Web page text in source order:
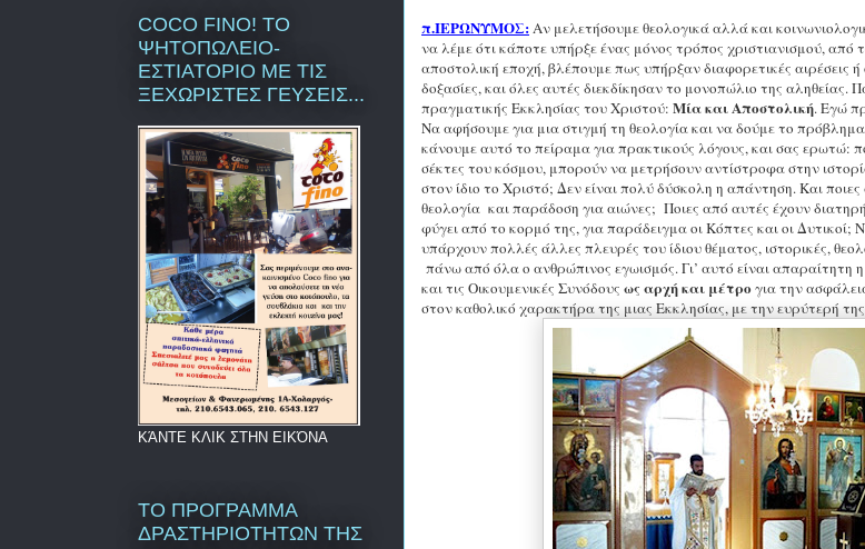
π.ΙEΡΩΝΥΜΟΣ:Αν μελετήσουμε θεολογικά αλλά και
να λέμε ότι κάποτε υπήρξε ένας μόνος τρόπος χριστιανισμού,
αποστολική εποχή, βλέπουμε πως υπήρξαν διαφορετικές αιρέσεις
δοξασίες, και όλες αυτές διεκδίκησαν το μονοπώλιο της
πραγματικής Εκκλησίας του Χριστού: Μία και Αποστολική. Εγώ
Να αφήσουμε για μια στιγμή τη θεολογία και να δούμε το
κάνουμε αυτό το πείραμα για πρακτικούς λόγους, και σας ερωτώ:
σέκτες του κόσμου, μπορούν να μετρήσουν αντίστροφα στην
στον ίδιο το Χριστό; Δεν είναι πολύ δύσκολη η απάντηση. Και
θεολογία και παράδοση για αιώνες; Ποιες από αυτές έχουν
φύγει από το κορμό της, για παράδειγμα οι Κόπτες και οι
υπάρχουν πολλές άλλες πλευρές του ίδιου θέματος, ιστορικές,
πάνω από όλα ο ανθρώπινος εγωισμός. Γι’ αυτό είναι απαραίτητη
και τις Οικουμενικές Συνόδους ως αρχή και μέτρο για την
στον καθολικό χαρακτήρα της μιας Εκκλησίας, με την ευρύτερή
COCO FINO! ΤΟ
ΨΗΤΟΠΩΛΕΙΟ-
ΕΣΤΙΑΤΟΡΙΟ ΜΕ ΤΙΣ
ΞΕΧΩΡΙΣΤΕΣ ΓΕΥΣΕΙΣ...
ΚΆΝΤΕ ΚΛΙΚ ΣΤΗΝ ΕΙΚΌΝΑ
ΤΟ ΠΡΟΓΡΑΜΜΑ
ΔΡΑΣΤΗΡΙΟΤΗΤΩΝ ΤΗΣ